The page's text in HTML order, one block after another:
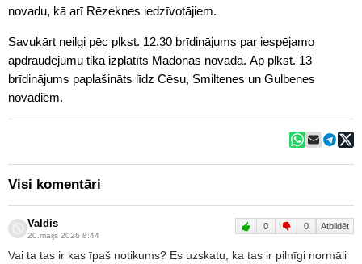
novadu, kā arī Rēzeknes iedzīvotājiem.
Savukārt neilgi pēc plkst. 12.30 brīdinājums par iespējamo
apdraudējumu tika izplatīts Madonas novadā. Ap plkst. 13
brīdinājums paplašināts līdz Cēsu, Smiltenes un Gulbenes
novadiem.
Visi komentāri
Valdis
20.maijs 2026 8:44
0 0 Atbildēt
Vai ta tas ir kas īpaš notikums? Es uzskatu, ka tas ir pilnīgi normāli